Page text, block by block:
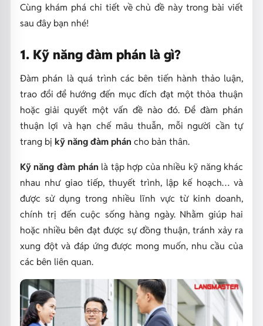
Cùng khám phá chi tiết về chủ đề này trong bài viết
sau đây bạn nhé!
1. Kỹ năng đàm phán là gì?
Đàm phán là quá trình các bên tiến hành thảo luận,
trao đổi để hướng đến mục đích đạt một thỏa thuận
hoặc giải quyết một vấn đề nào đó. Để đàm phán
thuận lợi và hạn chế mâu thuẫn, mỗi người cần tự
trang bị kỹ năng đàm phán cho bản thân.
Kỹ năng đàm phán là tập hợp của nhiều kỹ năng khác
nhau như giao tiếp, thuyết trình, lập kế hoạch… và
được sử dụng trong nhiều lĩnh vực từ kinh doanh,
chính trị đến cuộc sống hàng ngày. Nhằm giúp hai
hoặc nhiều bên đạt được sự đồng thuận, tránh xảy ra
xung đột và đáp ứng được mong muốn, nhu cầu của
các bên liên quan.